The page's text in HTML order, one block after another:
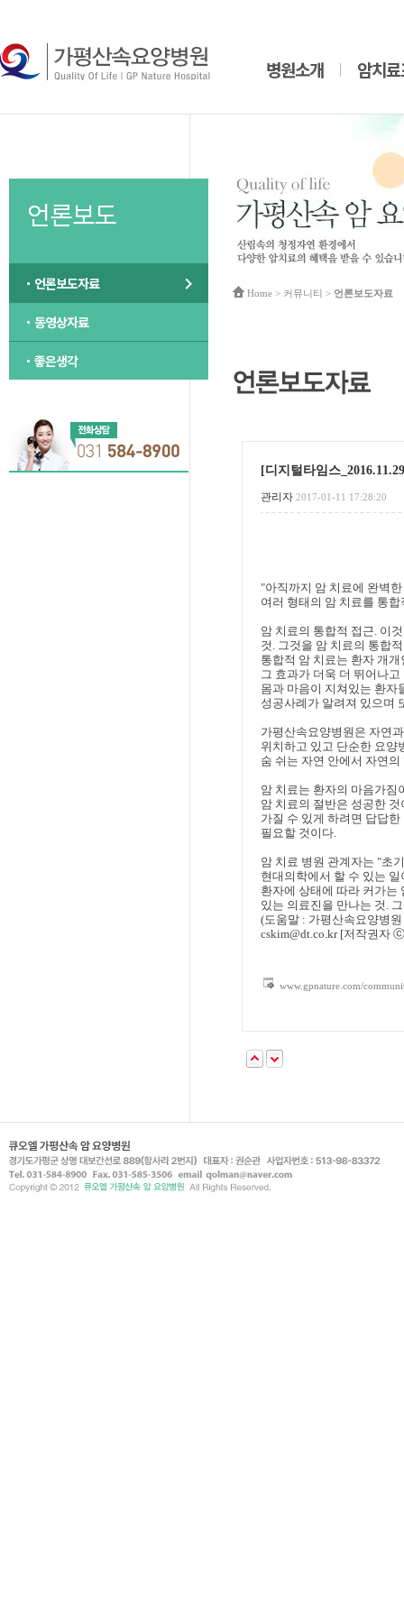
병원소개 암치
언론보도
언론보도자료
동영상자료
좋은생각
Home > 커뮤니티 > 언론보도자료
[디지털타임스
관리자 2017-01-11 17:28:20
"아직까지 암 치료에 완벽
여러 형태의 암 치료를 통
암 치료의 통합적 접근. 이
것. 그것을 암 치료의 통합
통합적 암 치료는 환자 개
그 효과가 더욱 더 뛰어나
몸과 마음이 지쳐있는 환자
성공사례가 알려져 있으며
가평산속요양병원은 자연
위치하고 있고 단순한 요양
숨 쉬는 자연 안에서 자연
암 치료는 환자의 마음가짐
암 치료의 절반은 성공한
가질 수 있게 하려면 답답
필요할 것이다.
암 치료 병원 관계자는 "초
현대의학에서 할 수 있는
환자에 상태에 따라 커가는
있는 의료진을 만나는 것.
(도움말 : 가평산속요양병
cskim@dt.co.kr [저작권자
www.gpnature.com/